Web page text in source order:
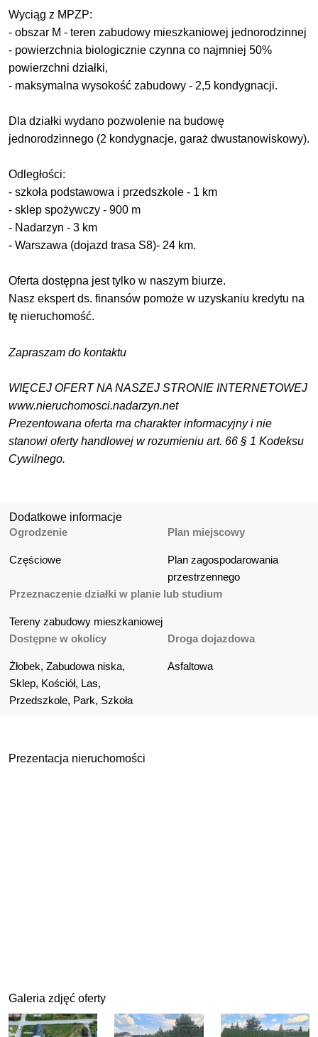
Wyciąg z MPZP:
- obszar M - teren zabudowy mieszkaniowej jednorodzinnej
- powierzchnia biologicznie czynna co najmniej 50%
powierzchni działki,
- maksymalna wysokość zabudowy - 2,5 kondygnacji.
Dla działki wydano pozwolenie na budowę
jednorodzinnego (2 kondygnacje, garaż dwustanowiskowy).
Odległości:
- szkoła podstawowa i przedszkole - 1 km
- sklep spożywczy - 900 m
- Nadarzyn - 3 km
- Warszawa (dojazd trasa S8)- 24 km.
Oferta dostępna jest tylko w naszym biurze.
Nasz ekspert ds. finansów pomoże w uzyskaniu kredytu na
tę nieruchomość.
Zapraszam do kontaktu
WIĘCEJ OFERT NA NASZEJ STRONIE INTERNETOWEJ
www.nieruchomosci.nadarzyn.net
Prezentowana oferta ma charakter informacyjny i nie
stanowi oferty handlowej w rozumieniu art. 66 § 1 Kodeksu
Cywilnego.
Dodatkowe informacje
Ogrodzenie
Częściowe
Plan miejscowy
Plan zagospodarowania
przestrzennego
Przeznaczenie działki w planie lub studium
Tereny zabudowy mieszkaniowej
Dostępne w okolicy
Żłobek, Zabudowa niska,
Sklep, Kościół, Las,
Przedszkole, Park, Szkoła
Droga dojazdowa
Asfaltowa
Prezentacja nieruchomości
Galeria zdjęć oferty